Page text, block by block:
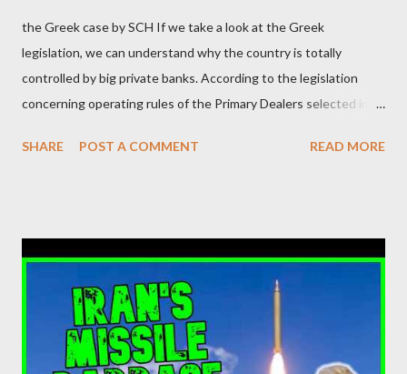
βάρβαρων νεοφιλελεύθερων πολιτικών και σκληρής λιτότητας
και που ανάγκασε τη χώρα να διαβεί τον εφιαλτικό μονόδρομο
της μόνιμης χρεοκοπίας, πρέπει να έπαιξε σημαντικό ρόλο. Διότι
ως γνωστόν, η απελπισία...
the Greek case by SCH If we take a look at the Greek
legislation, we can understand why the country is totally
controlled by big private banks. According to the legislation
concerning operating rules of the Primary Dealers selected in
securities market , one can read that: From article 1, paragraph1:
jurisdiction by a regulatory authority which, in the opinion of the
Minister of Finance and the Governor of the Bank of Greece
(hereinafter “the Competent Authorities”), imposes an
adequate supervisory/investor protection regime . Primary
Dealers are selected in order to provide specialised services in
SHARE POST A COMMENT READ MORE